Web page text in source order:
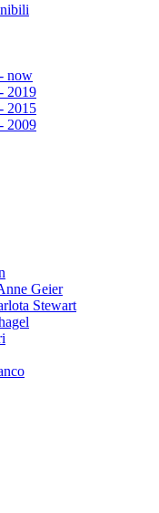
now
2019
2015
2009
Geier
Stewart